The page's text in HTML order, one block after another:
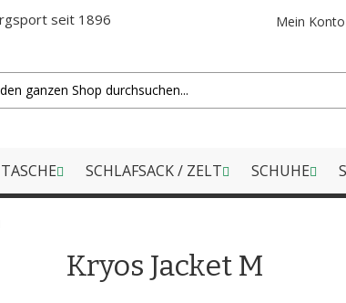
Mein Konto
seit 1896
SCHLAFSACK / ZELT SCHUHE
Kryos Jacket M